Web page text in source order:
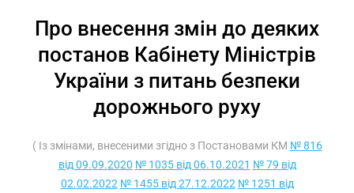
Про внесення змін до деяких
постанов Кабінету Міністрів
України з питань безпеки
дорожнього руху
( Із змінами, внесеними згідно з Постановами КМ № 816
від 09.09.2020 № 1035 від 06.10.2021 № 79 від
02.02.2022 № 1455 від 27.12.2022 № 1251 від